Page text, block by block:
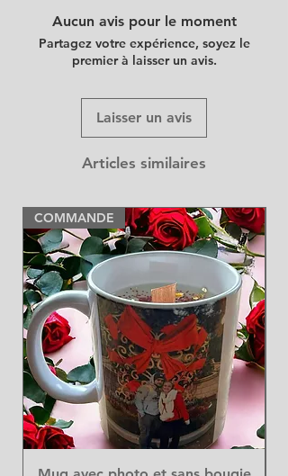
Aucun avis pour le moment
Partagez votre expérience, soyez le
premier à laisser un avis.
Laisser un avis
Articles similaires
COMMANDE